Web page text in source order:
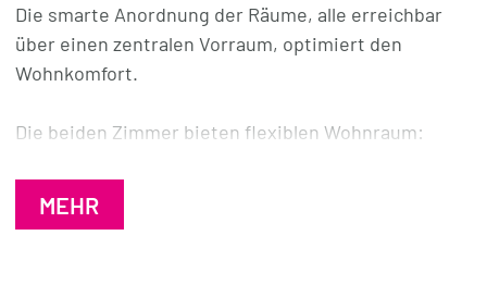
Die smarte Anordnung der Räume, alle erreichbar
über einen zentralen Vorraum, optimiert den
Wohnkomfort.
Die beiden Zimmer bieten flexiblen Wohnraum:
Schlafzimmer dient. Das Badezimmer überzeugt mit
MEHR